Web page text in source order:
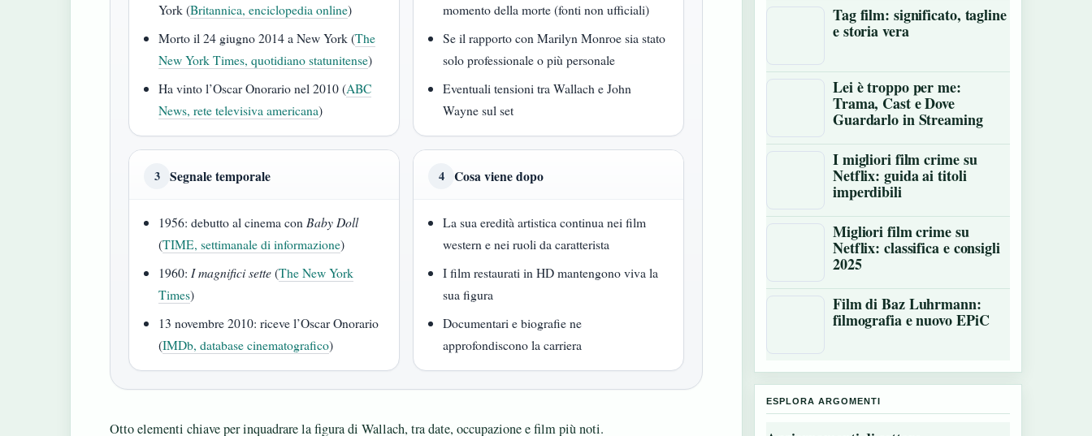
York (Britannica, enciclopedia online)
Morto il 24 giugno 2014 a New York (The
New York Times, quotidiano statunitense)
Ha vinto l’Oscar Onorario nel 2010 (ABC
News, rete televisiva americana)
momento della morte (fonti non ufficiali)
Se il rapporto con Marilyn Monroe sia stato
solo professionale o più personale
Eventuali tensioni tra Wallach e John
Wayne sul set
3 Segnale temporale
1956: debutto al cinema con Baby Doll
(TIME, settimanale di informazione)
1960: I magnifici sette(The New York
Times)
13 novembre 2010: riceve l’Oscar Onorario
(IMDb, database cinematografico)
4 Cosa viene dopo
La sua eredità artistica continua nei film
western e nei ruoli da caratterista
I film restaurati in HD mantengono viva la
sua figura
Documentari e biografie ne
approfondiscono la carriera
Otto elementi chiave per inquadrare la figura di Wallach, tra date, occupazione e film più noti.
Tag film: significato, tagline
e storia vera
Lei è troppo per me:
Trama, Cast e Dove
Guardarlo in Streaming
I migliori film crime su
Netflix: guida ai titoli
imperdibili
Migliori film crime su
Netflix: classifica e consigli
2025
Film di Baz Luhrmann:
filmografia e nuovo EPiC
ESPLORA ARGOMENTI